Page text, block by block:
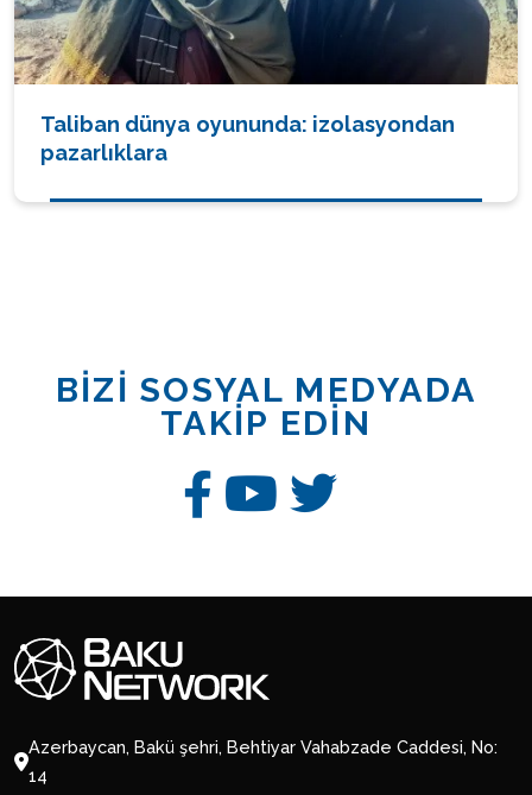
Taliban dünya oyununda: izolasyondan
pazarlıklara
BİZİ SOSYAL MEDYADA
TAKİP EDİN
Azerbaycan, Bakü şehri, Behtiyar Vahabzade Caddesi, No:
14